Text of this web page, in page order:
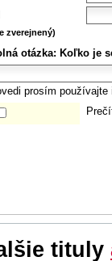
zverejnený)
otázka: Koľko je
prosím
tituly